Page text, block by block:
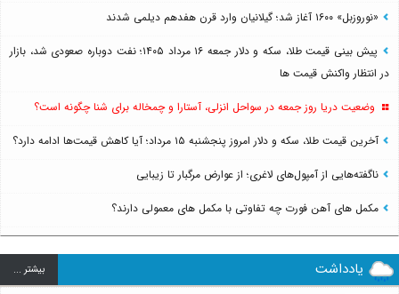
«نوروزبل» ۱۶۰۰ آغاز شد؛ گیلانیان وارد قرن هفدهم دیلمی شدند
پیش بینی قیمت طلا، سکه و دلار جمعه ۱۶ مرداد ۱۴۰۵؛ نفت دوباره صعودی شد، بازار
در انتظار واکنش قیمت ها
وضعیت دریا روز جمعه در سواحل انزلی، آستارا و چمخاله برای شنا چگونه است؟
آخرین قیمت طلا، سکه و دلار امروز پنجشنبه ۱۵ مرداد؛ آیا کاهش قیمت‌ها ادامه دارد؟
ناگفته‌هایی از آمپول‌های لاغری؛ از عوارض مرگبار تا زیبایی
مکمل های آهن فورت چه تفاوتی با مکمل های معمولی دارند؟
یادداشت بيشتر ...